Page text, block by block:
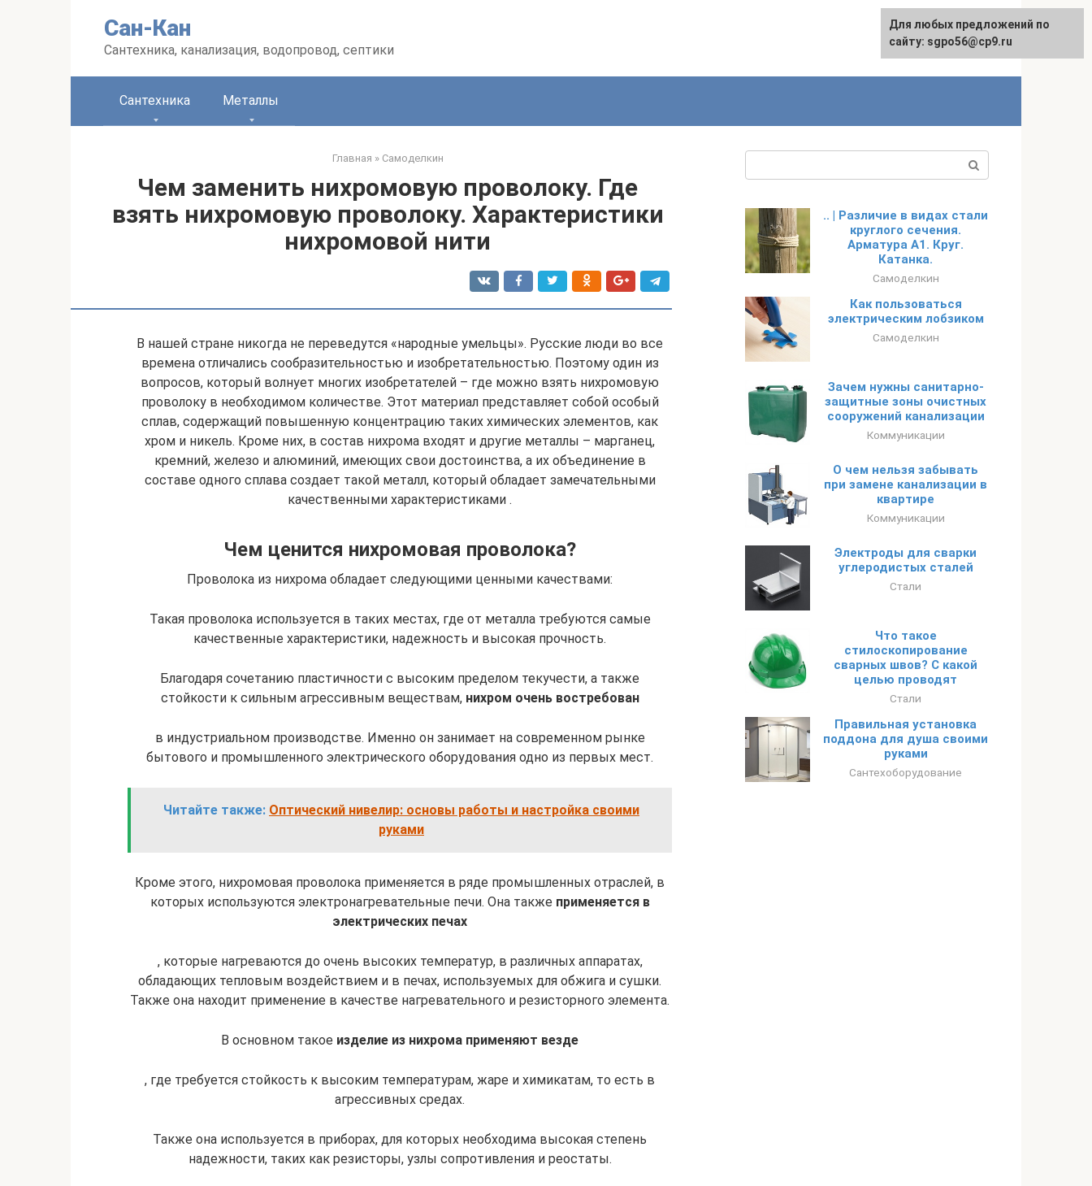
Сан-Кан
Сантехника, канализация, водопровод, септики
English
Сантехника Металлы
Главная » Самоделкин
Чем заменить нихромовую проволоку. Где
взять нихромовую проволоку. Характеристики
нихромовой нити
В нашей стране никогда не переведутся «народные умельцы». Русские люди во все
времена отличались сообразительностью и изобретательностью. Поэтому один из
вопросов, который волнует многих изобретателей – где можно взять нихромовую
проволоку в необходимом количестве. Этот материал представляет собой особый
сплав, содержащий повышенную концентрацию таких химических элементов, как
хром и никель. Кроме них, в состав нихрома входят и другие металлы – марганец,
кремний, железо и алюминий, имеющих свои достоинства, а их объединение в
составе одного сплава создает такой металл, который обладает замечательными
качественными характеристиками .
Чем ценится нихромовая проволока?
Проволока из нихрома обладает следующими ценными качествами:
Такая проволока используется в таких местах, где от металла требуются самые
качественные характеристики, надежность и высокая прочность.
Благодаря сочетанию пластичности с высоким пределом текучести, а также
стойкости к сильным агрессивным веществам, нихром очень востребован
в индустриальном производстве. Именно он занимает на современном рынке
бытового и промышленного электрического оборудования одно из первых мест.
Читайте также: Оптический нивелир: основы работы и настройка своими
руками
Кроме этого, нихромовая проволока применяется в ряде промышленных отраслей, в
которых используются электронагревательные печи. Она также применяется в
электрических печах
, которые нагреваются до очень высоких температур, в различных аппаратах,
обладающих тепловым воздействием и в печах, используемых для обжига и сушки.
Также она находит применение в качестве нагревательного и резисторного элемента.
В основном такое изделие из нихрома применяют везде
, где требуется стойкость к высоким температурам, жаре и химикатам, то есть в
агрессивных средах.
Также она используется в приборах, для которых необходима высокая степень
надежности, таких как резисторы, узлы сопротивления и реостаты.
.. | Различие в видах стали
круглого сечения.
Арматура А1. Круг.
Катанка.
Самоделкин
Как пользоваться
электрическим лобзиком
Самоделкин
Зачем нужны санитарно-
защитные зоны очистных
сооружений канализации
Коммуникации
О чем нельзя забывать
при замене канализации в
квартире
Коммуникации
Электроды для сварки
углеродистых сталей
Стали
Что такое
стилоскопирование
сварных швов? С какой
целью проводят
Стали
Правильная установка
поддона для душа своими
руками
Сантехоборудование
Для любых предложений по
сайту: sgpo56@cp9.ru